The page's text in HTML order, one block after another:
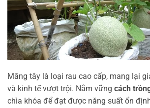
Măng tây là loại rau cao cấp, mang lại
và kinh tế vượt trội. Nắm vững cách
chìa khóa để đạt được năng suất ổn